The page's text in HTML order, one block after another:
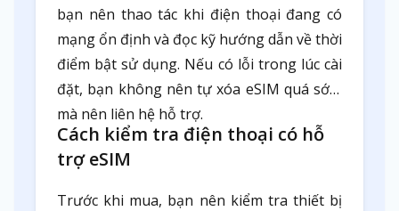
bạn nên thao tác khi điện thoại đang có
mạng ổn định và đọc kỹ hướng dẫn về thời
điểm bật sử dụng. Nếu có lỗi trong lúc cài
đặt, bạn không nên tự xóa eSIM quá sớm
mà nên liên hệ hỗ trợ.
Cách kiểm tra điện thoại có hỗ
trợ eSIM
Trước khi mua, bạn nên kiểm tra thiết bị